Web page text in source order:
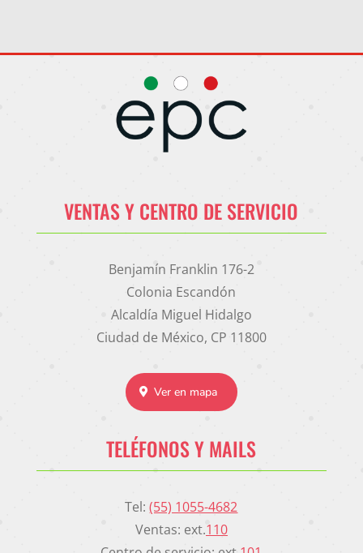
VENTAS Y CENTRO DE SERVICIO
Benjamín Franklin 176-2
Colonia Escandón
Alcaldía Miguel Hidalgo
Ciudad de México, CP 11800
Ver en mapa
TELÉFONOS Y MAILS
Tel:(55) 1055-4682
Ventas: ext.110